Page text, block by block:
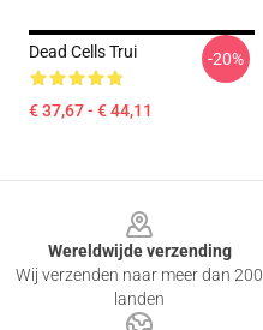
Dead Cells Trui
€ 37,67 - € 44,11
-20%
Wereldwijde verzending
Wij verzenden naar meer dan 200
landen